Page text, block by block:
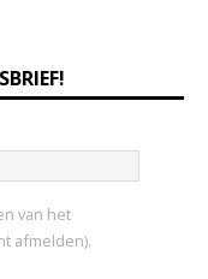
van het
afmelden).